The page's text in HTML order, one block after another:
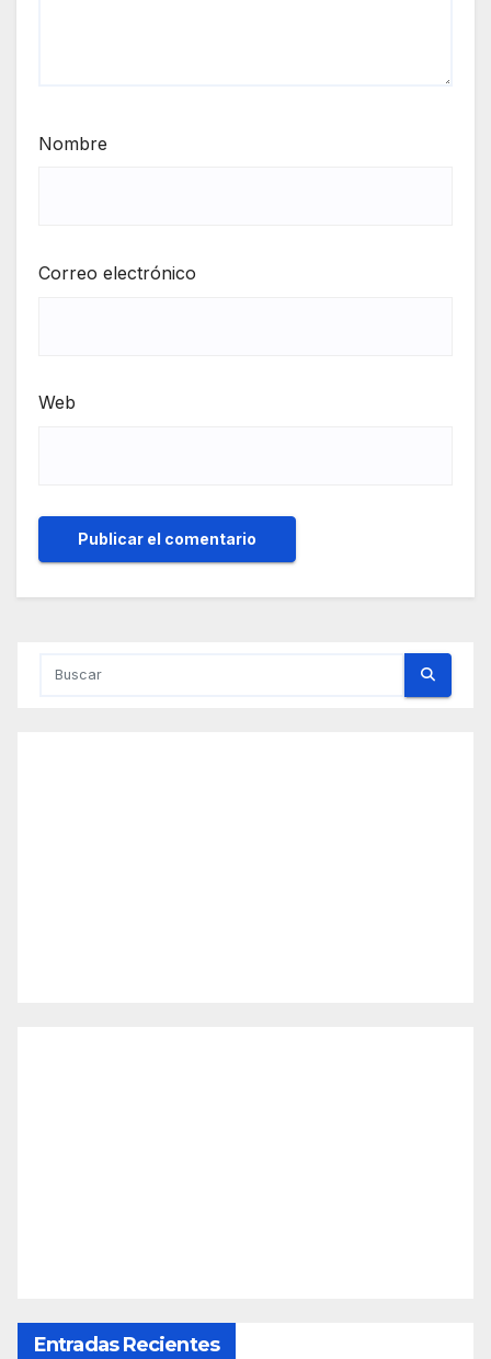
Nombre
Correo electrónico
Web
Entradas Recientes